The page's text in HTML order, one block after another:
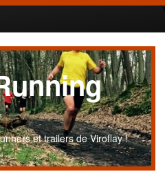
et trailers de Viroflay !